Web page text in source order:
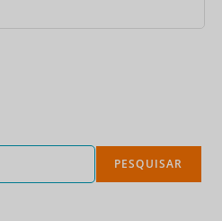
PESQUISAR